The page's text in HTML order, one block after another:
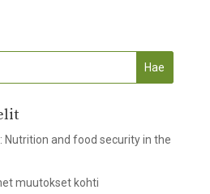
Nutrition and food security in the
muutokset kohti